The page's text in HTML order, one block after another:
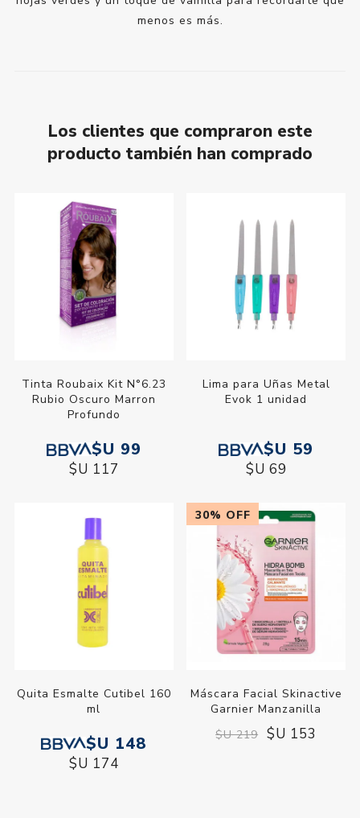
menos es más.
Los clientes que compraron este
producto también han comprado
Tinta Roubaix Kit N°6.23
Rubio Oscuro Marron
Profundo
$U 99
$U 117
Lima para Uñas Metal
Evok 1 unidad
$U 59
$U 69
Quita Esmalte Cutibel 160
ml
$U 148
$U 174
30% OFF
Máscara Facial Skinactive
Garnier Manzanilla
$U 219 $U 153